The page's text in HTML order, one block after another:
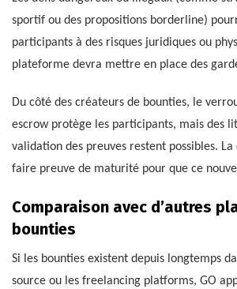
sportif ou des propositions borderline)
participants à des risques juridiques ou
plateforme devra mettre en place des
Du côté des créateurs de bounties, le
escrow protège les participants, mais des
validation des preuves restent possibles.
faire preuve de maturité pour que ce
Comparaison avec d’autres
bounties
Si les bounties existent depuis longtemps
source ou les freelancing platforms, GO